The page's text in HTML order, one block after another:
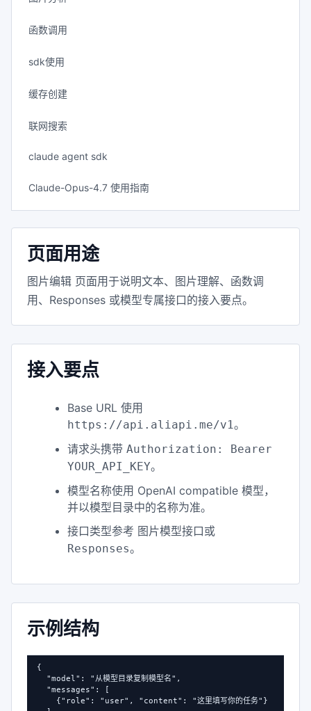
函数调用
sdk使用
缓存创建
联网搜索
claude agent sdk
Claude-Opus-4.7 使用指南
页面用途
图片编辑 页面用于说明文本、图片理解、函数调
用、Responses 或模型专属接口的接入要点。
接入要点
Base URL 使用
https://api.aliapi.me/v1。
请求头携带 Authorization: Bearer
YOUR_API_KEY。
模型名称使用 OpenAI compatible 模型，
并以模型目录中的名称为准。
接口类型参考 图片模型接口或
Responses。
示例结构
{
  "model": "从模型目录复制模型名",
  "messages": [
    {"role": "user", "content": "这里填写你的任务"}